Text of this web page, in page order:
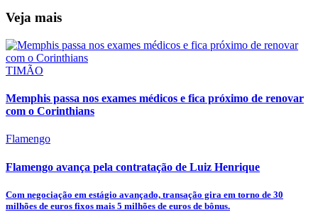
Veja mais
TIMÃO
Memphis passa nos exames médicos e fica próximo de renovar
com o Corinthians
Flamengo
Flamengo avança pela contratação de Luiz Henrique
Com negociação em estágio avançado, transação gira em torno de 30
milhões de euros fixos mais 5 milhões de euros de bônus.